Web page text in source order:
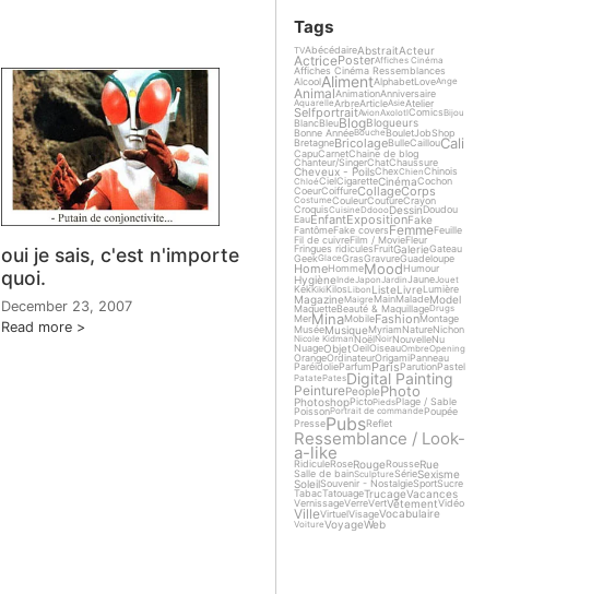
oui je sais, c'est n'importe
quoi.
December 23, 2007
Read more
Tags
TVAbécédaireAbstraitActeur
ActricePosterAffiches Cinéma
Affiches Cinéma Ressemblances
AlcoolAlimentAlphabetLoveAnge
AnimalAnimationAnniversaire
AquarelleArbreArticleAsieAtelier
SelfportraitAvionAxolotlComicsBijou
BlancBleuBlogBlogueurs
Bonne AnnéeBoucheBouletJobShop
BretagneBricolageBulleCaillouCali
CapuCarnetChaine de blog
Chanteur/SingerChatChaussure
Cheveux - PoilsChexChienChinois
ChloéCielCigaretteCinémaCochon
CoeurCoiffureCollageCorps
CostumeCouleurCoutureCrayon
CroquisCuisineDdoooDessinDoudou
EauEnfantExpositionFake
FantômeFake coversFemmeFeuille
Fil de cuivreFilm / MovieFleur
Fringues ridiculesFruitGalerieGateau
GeekGlaceGrasGravureGuadeloupe
HomeHommeMoodHumour
HygièneInde Japon JardinJaune Jouet
KekKikiKilosLibon ListeLivreLumière
MagazineMaigre MainMaladeModel
MaquetteBeauté & MaquillageDrugs
MerMinaMobileFashionMontage
MuséeMusiqueMyriamNatureNichon
Nicole KidmanNoëlNoirNouvelleNu
NuageObjetOeilOiseauOmbreOpening
OrangeOrdinateurOrigamiPanneau
ParéidolieParfumParisParutionPastel
PatatePatesDigital Painting
PeinturePeoplePhoto
PhotoshopPictoPiedsPlage / Sable
PoissonPortrait de commande Poupée
PressePubsReflet
Ressemblance / Look-
a-like
RidiculeRoseRougeRousseRue
Salle de bainSculptureSérieSexisme
SoleilSouvenir - NostalgieSportSucre
TabacTatouageTrucageVacances
VernissageVerreVertVêtementVidéo
VilleVirtuelVisageVocabulaire
VoitureVoyageWeb